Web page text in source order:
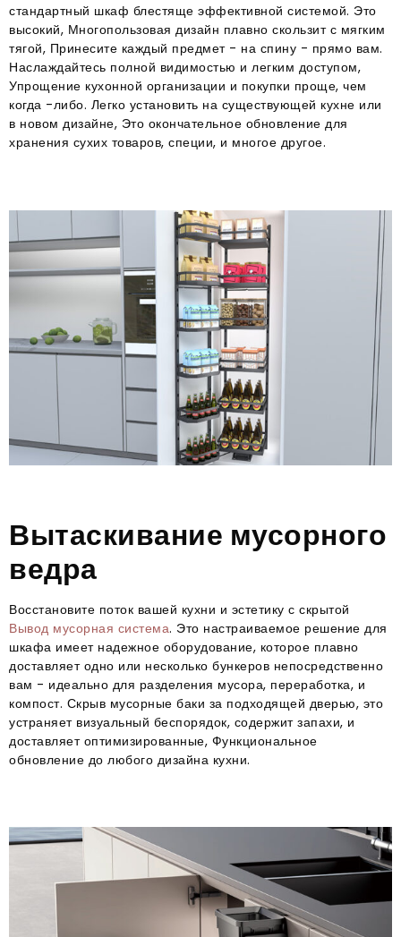
стандартный шкаф блестяще эффективной системой. Это
высокий, Многопользовая дизайн плавно скользит с мягким
тягой, Принесите каждый предмет - на спину - прямо вам.
Наслаждайтесь полной видимостью и легким доступом,
Упрощение кухонной организации и покупки проще, чем
когда -либо. Легко установить на существующей кухне или
в новом дизайне, Это окончательное обновление для
хранения сухих товаров, специи, и многое другое.
Вытаскивание мусорного
ведра
Восстановите поток вашей кухни и эстетику с скрытой
Вывод мусорная система. Это настраиваемое решение для
шкафа имеет надежное оборудование, которое плавно
доставляет одно или несколько бункеров непосредственно
вам - идеально для разделения мусора, переработка, и
компост. Скрыв мусорные баки за подходящей дверью, это
устраняет визуальный беспорядок, содержит запахи, и
доставляет оптимизированные, Функциональное
обновление до любого дизайна кухни.